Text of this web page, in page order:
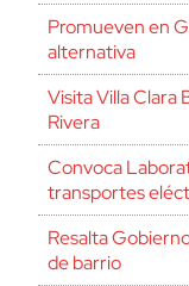
Promueven en
alternativa
Visita Villa Clara
Rivera
Convoca
transportes
Resalta
de barrio